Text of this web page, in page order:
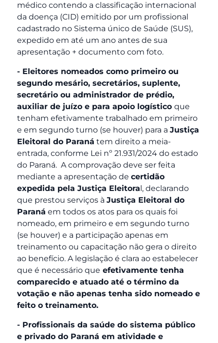
médico contendo a classificação internacional
da doença (CID) emitido por um profissional
cadastrado no Sistema único de Saúde (SUS),
expedido em até um ano antes de sua
apresentação + documento com foto.
- Eleitores nomeados como primeiro ou
segundo mesário, secretários, suplente,
secretário ou administrador de prédio,
auxiliar de juízo e para apoio logístico que
tenham efetivamente trabalhado em primeiro
e em segundo turno (se houver) para a Justiça
Eleitoral do Paraná tem direito a meia-
entrada, conforme Lei nº 21.931/2024 do estado
do Paraná. A comprovação deve ser feita
mediante a apresentação de certidão
expedida pela Justiça Eleitoral, declarando
que prestou serviços à Justiça Eleitoral do
Paraná em todos os atos para os quais foi
nomeado, em primeiro e em segundo turno
(se houver) e a participação apenas em
treinamento ou capacitação não gera o direito
ao benefício. A legislação é clara ao estabelecer
que é necessário que efetivamente tenha
comparecido e atuado até o término da
votação e não apenas tenha sido nomeado e
feito o treinamento.
- Profissionais da saúde do sistema público
e privado do Paraná em atividade e